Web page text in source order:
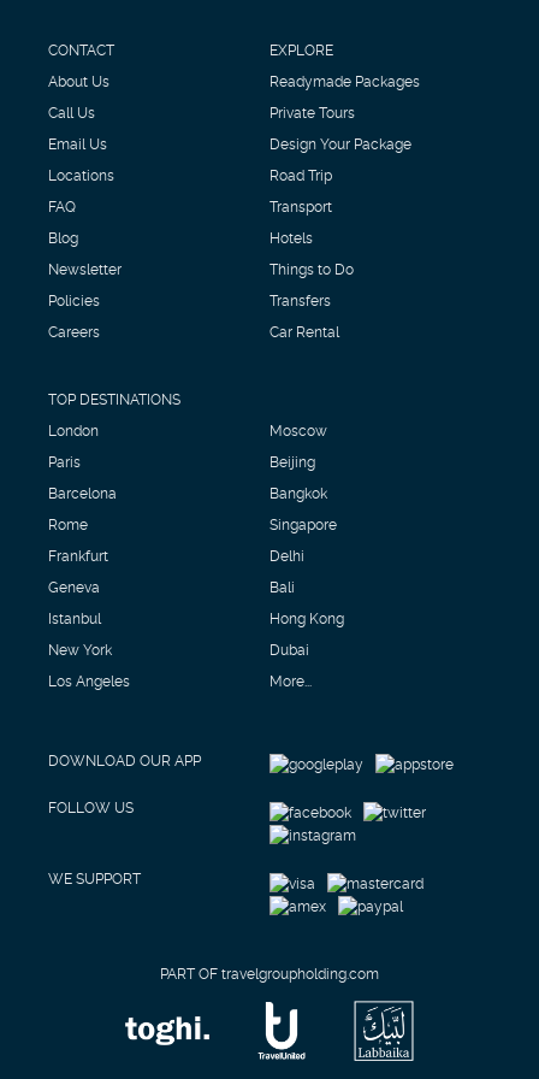
CONTACT
About Us
Call Us
Email Us
Locations
FAQ
Blog
Newsletter
Policies
Careers
EXPLORE
Readymade Packages
Private Tours
Design Your Package
Road Trip
Transport
Hotels
Things to Do
Transfers
Car Rental
TOP DESTINATIONS
London
Paris
Barcelona
Rome
Frankfurt
Geneva
Istanbul
New York
Los Angeles
Moscow
Beijing
Bangkok
Singapore
Delhi
Bali
Hong Kong
Dubai
More...
DOWNLOAD OUR APP
FOLLOW US
WE SUPPORT
PART OF travelgroupholding.com